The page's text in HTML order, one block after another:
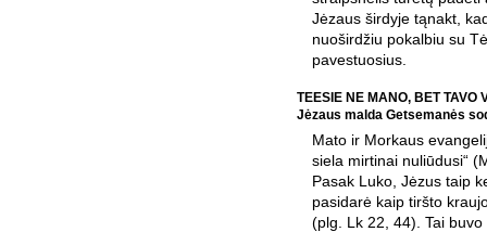
Jėzaus širdyje tąnakt,
nuoširdžiu pokalbiu su
pavestuosius.
TEESIE NE MANO, BET TAVO
Jėzaus malda Getsemanės
Mato ir Morkaus
siela mirtinai nuliūdusi“
Pasak Luko, Jėzus taip
pasidarė kaip tiršto
(plg. Lk 22, 44). Tai